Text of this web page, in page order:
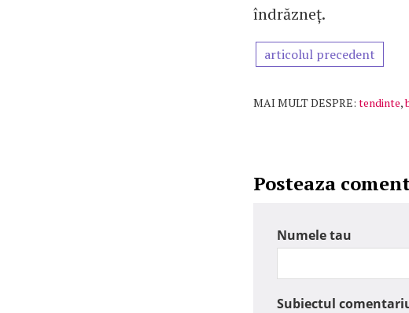
îndrăzneț.
articolul precedent
MAI MULT DESPRE: tendinte,
Posteaza
Numele tau
Subiectul